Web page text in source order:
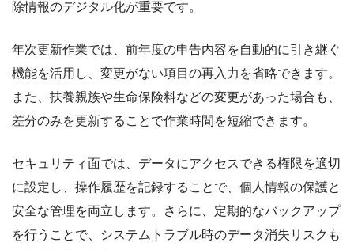
除情報のデジタル化が重要です。
年次更新作業では、前年度の申告内容を自動的に引き継ぐ
機能を活用し、変更がない項目の再入力を省略できます。
また、扶養親族や生命保険料などの変更があった場合も、
差分のみを更新することで作業時間を短縮できます。
セキュリティ面では、データにアクセスできる権限を適切
に設定し、操作履歴を記録することで、個人情報の保護と
安全な管理を両立します。さらに、定期的なバックアップ
を行うことで、システムトラブル時のデータ消失リスクも